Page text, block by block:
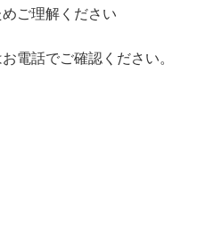
ご理解ください
ご確認ください。